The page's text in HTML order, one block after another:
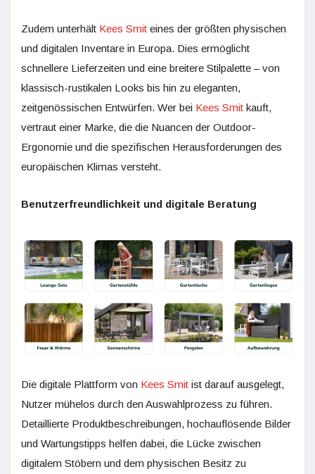
Zudem unterhält Kees Smit eines der größten physischen
und digitalen Inventare in Europa. Dies ermöglicht
schnellere Lieferzeiten und eine breitere Stilpalette – von
klassisch-rustikalen Looks bis hin zu eleganten,
zeitgenössischen Entwürfen. Wer bei Kees Smit kauft,
vertraut einer Marke, die die Nuancen der Outdoor-
Ergonomie und die spezifischen Herausforderungen des
europäischen Klimas versteht.
Benutzerfreundlichkeit und digitale Beratung
Die digitale Plattform von Kees Smit ist darauf ausgelegt,
Nutzer mühelos durch den Auswahlprozess zu führen.
Detaillierte Produktbeschreibungen, hochauflösende Bilder
und Wartungstipps helfen dabei, die Lücke zwischen
digitalem Stöbern und dem physischen Besitz zu